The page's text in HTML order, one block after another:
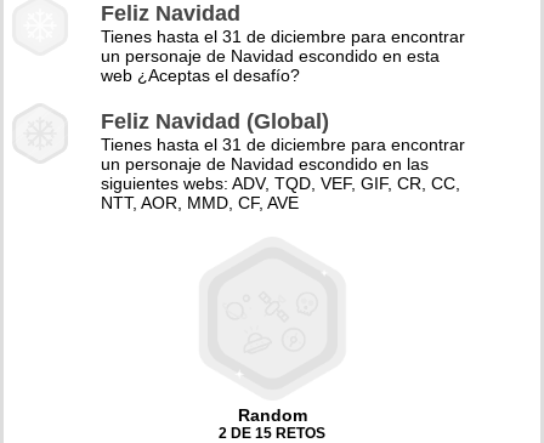
Feliz Navidad
Tienes hasta el 31 de diciembre para encontrar
un personaje de Navidad escondido en esta
web ¿Aceptas el desafío?
Feliz Navidad (Global)
Tienes hasta el 31 de diciembre para encontrar
un personaje de Navidad escondido en las
siguientes webs: ADV, TQD, VEF, GIF, CR, CC,
NTT, AOR, MMD, CF, AVE
Random
2 DE 15 RETOS